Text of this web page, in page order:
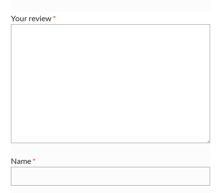
Your review *
Name *